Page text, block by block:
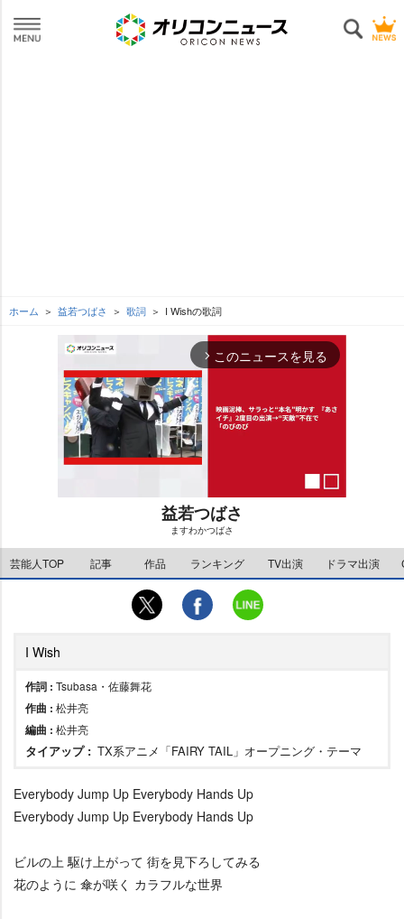
ホーム 益若つばさ 歌詞 I Wishの歌詞
arrow_forward_ios このニュースを見る
M
u
t
益若つばさ
ますわかつばさ
芸能人TOP 記事 作品 ランキング TV出演 ドラマ出演
I Wish
作詞 : Tsubasa・佐藤舞花
作曲 : 松井亮
編曲 : 松井亮
タイアップ : TX系アニメ「FAIRY TAIL」オープニング・テーマ
Everybody Jump Up Everybody Hands Up
Everybody Jump Up Everybody Hands Up
ビルの上 駆け上がって 街を見下ろしてみる
花のように 傘が咲く カラフルな世界